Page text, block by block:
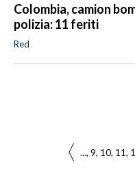
Colombia, camion
polizia: 11 feriti
Red
... 9 10 11